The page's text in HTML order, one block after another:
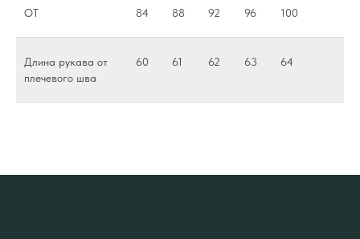
ОТ 84 88 92 96 100
Длина рукава от
плечевого шва
60 61 62 63 64